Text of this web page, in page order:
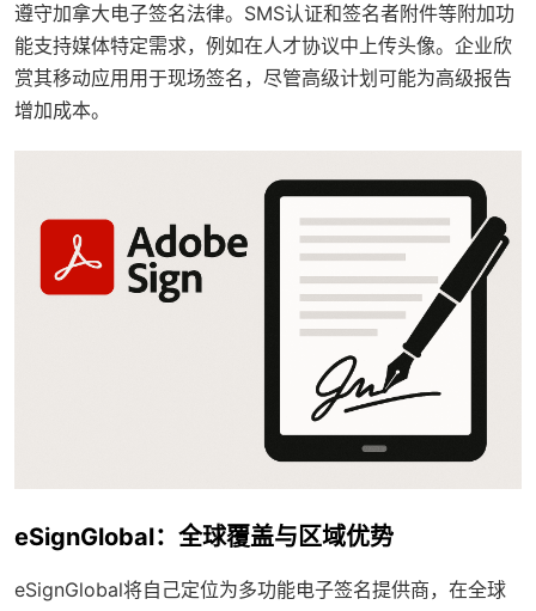
遵守加拿大电子签名法律。SMS认证和签名者附件等附加功
能支持媒体特定需求，例如在人才协议中上传头像。企业欣
赏其移动应用用于现场签名，尽管高级计划可能为高级报告
增加成本。
eSignGlobal：全球覆盖与区域优势
eSignGlobal将自己定位为多功能电子签名提供商，在全球